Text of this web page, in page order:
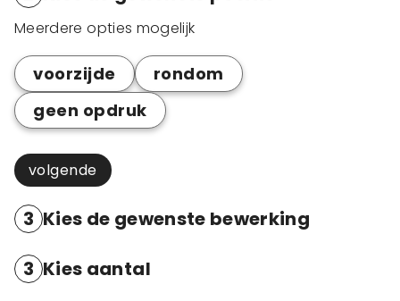
Meerdere opties mogelijk
voorzijde
rondom
geen opdruk
volgende
3 Kies de gewenste bewerking
3 Kies aantal